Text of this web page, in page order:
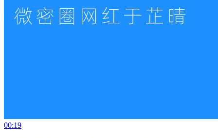
00:19